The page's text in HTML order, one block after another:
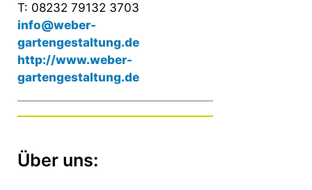
T: 08232 79132 3703
info@weber-
gartengestaltung.de
http://www.weber-
gartengestaltung.de
Über uns: